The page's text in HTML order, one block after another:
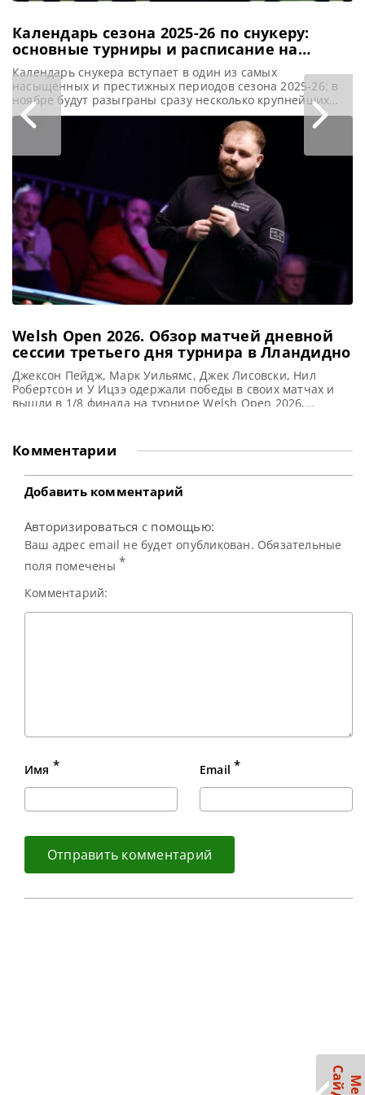
Календарь сезона 2025-26 по снукеру:
основные турниры и расписание на
ноябрь
Календарь снукера вступает в один из самых
насыщенных и престижных периодов сезона 2025-26: в
ноябре будут разыграны сразу несколько крупнейших
титулов в этом виде спорта, сообщает SnookerHQ
Наступает насыщенный период в снукерном сезоне 2025-
26. И ноябрь обещает быть богатым на значимые
турниры. Целый месяц поклонники снукера будут
наслаждаться множеством событий: от важных
рейтинговых турниров в
Welsh Open 2026. Обзор матчей дневной
сессии третьего дня турнира в Лландидно
Джексон Пейдж, Марк Уильямс, Джек Лисовски, Нил
Робертсон и У Ицзэ одержали победы в своих матчах и
вышли в 1/8 финала на турнире Welsh Open 2026,
Welsh Open он продвинулся еще на шаг вперед, одержав
победу со счетом 4-3 над Чан
Комментарии
Добавить комментарий
Авторизироваться с помощью:
Ваш адрес email не будет опубликован. Обязательные
поля помечены *
Комментарий:
Имя * Email *